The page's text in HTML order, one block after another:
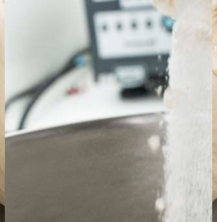
SITE WEB
TÉLÉCHARGEZ LA PLAQUETTE
Contact
Jérémy PRUVOST